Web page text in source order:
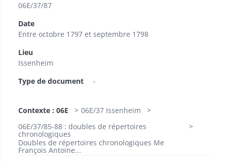
06E/37/87
Date
Entre octobre 1797 et septembre 1798
Lieu
Issenheim
Type de document
-
Contexte : 06E
06E/37 Issenheim
06E/37/85-88 : doubles de répertoires
chronologiques
Doubles de répertoires chronologiques Me
François Antoine...